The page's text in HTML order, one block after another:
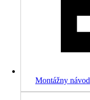
Montážny